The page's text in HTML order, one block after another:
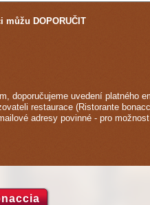
můžu DOPORUČIT
doporučujeme uvedení platného
restaurace (Ristorante
adresy povinné - pro